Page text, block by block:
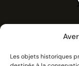
Les objets historiquesse